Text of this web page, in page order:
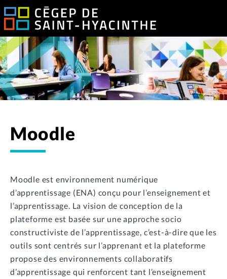
Moodle
Moodle est environnement numérique
d’apprentissage (ENA) conçu pour l’enseignement et
l’apprentissage. La vision de conception de la
plateforme est basée sur une approche socio
constructiviste de l’apprentissage, c’est-à-dire que les
outils sont centrés sur l’apprenant et la plateforme
propose des environnements collaboratifs
d’apprentissage qui renforcent tant l’enseignement